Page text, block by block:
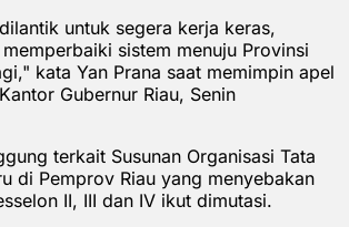
untuk segera kerja keras,
sistem menuju Provinsi
kata Yan Prana saat memimpin apel
Gubernur Riau, Senin
terkait Susunan Organisasi Tata
di Pemprov Riau yang menyebakan
II, III dan IV ikut dimutasi.